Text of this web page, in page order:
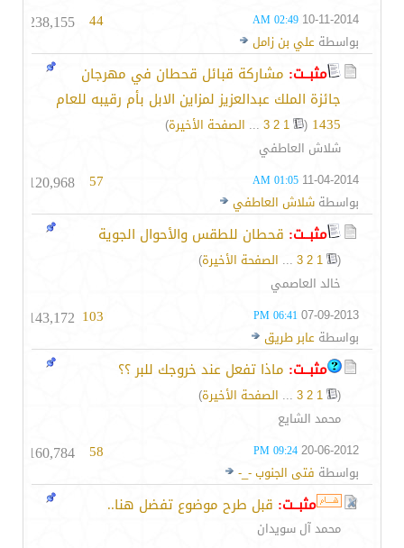
10-11-2014
02:49 AM
بواسطة علي بن زامل
44
238,155
مثبــت: مشاركة قبائل قحطان في مهرجان
جائزة الملك عبدالعزيز لمزاين الابل بأم رقيبه للعام
1435
(
1
2
3
... الصفحة الأخيرة)
شلاش العاطفي
11-04-2014
01:05 AM
بواسطة شلاش العاطفي
57
120,968
مثبــت: قحطان للطقس والأحوال الجوية
(
1
2
3
... الصفحة الأخيرة)
خالد العاصمي
07-09-2013
06:41 PM
بواسطة عابر طريق
103
143,172
مثبــت: ماذا تفعل عند خروجك للبر ؟؟
(
1
2
3
... الصفحة الأخيرة)
محمد الشايع
20-06-2012
09:24 PM
بواسطة فتى الجنوب -_-
58
160,784
مثبــت: قبل طرح موضوع تفضل هنا..
محمد آل سويدان